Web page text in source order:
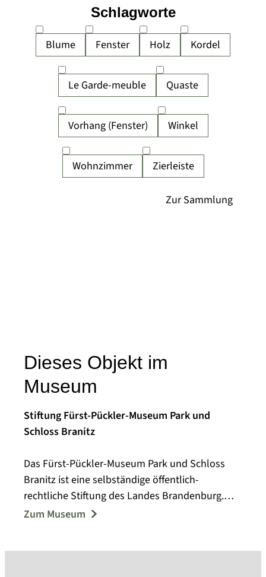
Blume Fenster Holz Kordel
Le Garde-meuble Quaste
Vorhang (Fenster) Winkel
Wohnzimmer Zierleiste
Schlagworte
Dieses Objekt im
Museum
Stiftung Fürst-Pückler-Museum Park und
Schloss Branitz
Das Fürst-Pückler-Museum Park und Schloss
Branitz ist eine selbständige öffentlich-
rechtliche Stiftung des Landes Brandenburg.
Branitz ist das Alterswerk des Fürsten Hermann
Zum Museum